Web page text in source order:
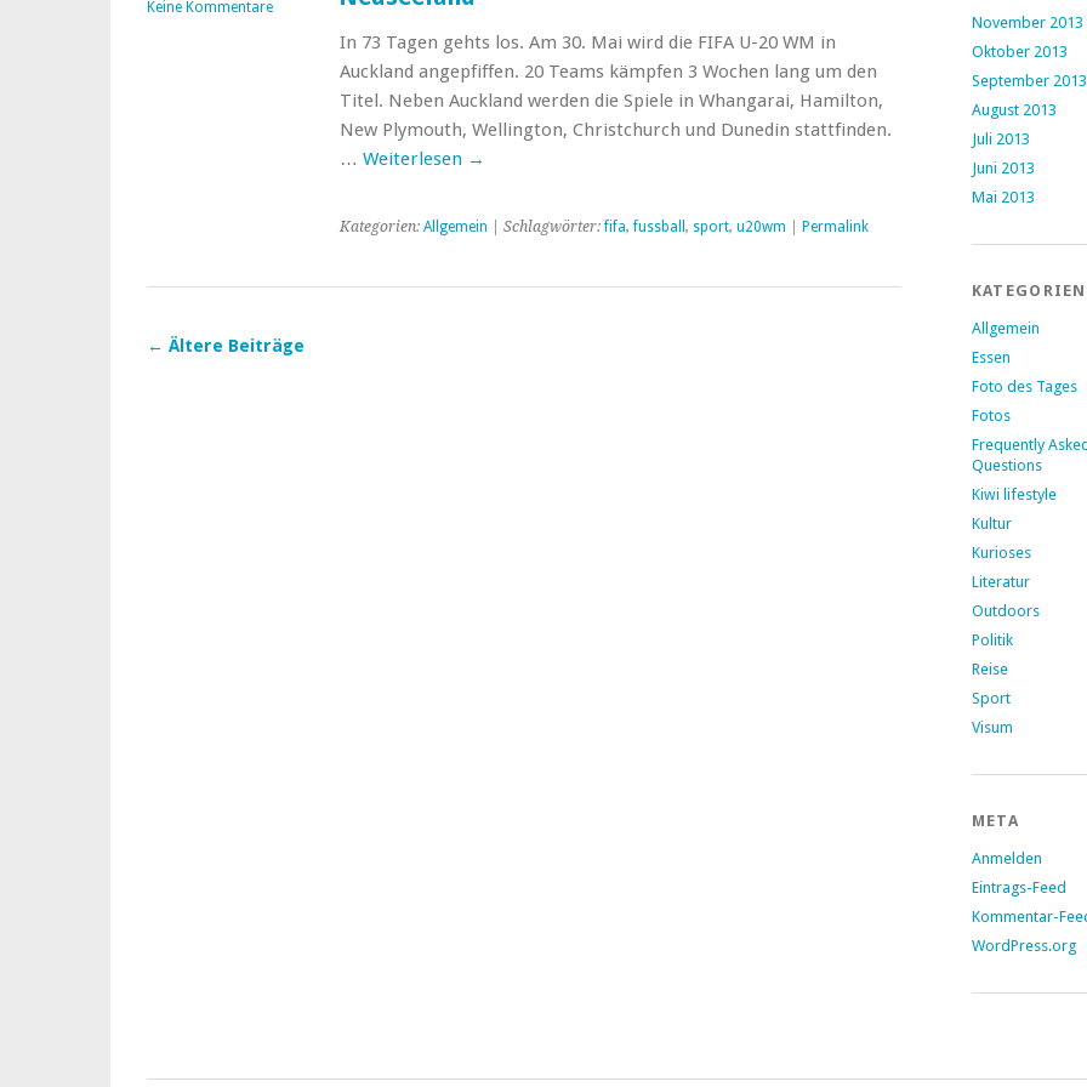
Keine Kommentare
In 73 Tagen gehts los. Am 30. Mai wird die FIFA U-20 WM in
Auckland angepfiffen. 20 Teams kämpfen 3 Wochen lang um den
Titel. Neben Auckland werden die Spiele in Whangarai, Hamilton,
New Plymouth, Wellington, Christchurch und Dunedin stattfinden.
… Weiterlesen →
Kategorien: Allgemein | Schlagwörter:fifa,fussball , sport, u20wm Permalink
← Ältere Beiträge
November 2013
Oktober 2013
September 2013
August 2013
Juli 2013
Juni 2013
Mai 2013
KATEGORIEN
Allgemein
Essen
Foto des Tages
Fotos
Frequently
Questions
Kiwi lifestyle
Kultur
Kurioses
Literatur
Outdoors
Politik
Reise
Sport
Visum
META
Anmelden
Eintrags-Feed
Kommentar-
WordPress.org